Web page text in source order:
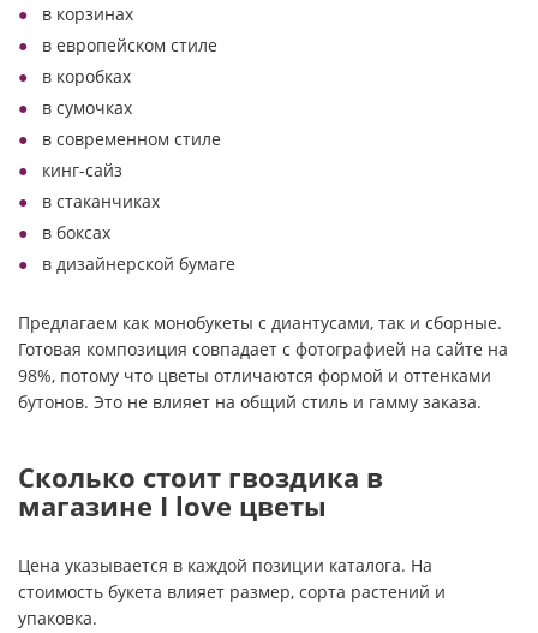
в корзинах
в европейском стиле
в коробках
в сумочках
в современном стиле
кинг-сайз
в стаканчиках
в боксах
в дизайнерской бумаге
Предлагаем как монобукеты с диантусами, так и сборные.
Готовая композиция совпадает с фотографией на сайте на
98%, потому что цветы отличаются формой и оттенками
бутонов. Это не влияет на общий стиль и гамму заказа.
Сколько стоит гвоздика в
магазине I love цветы
Цена указывается в каждой позиции каталога. На
стоимость букета влияет размер, сорта растений и
упаковка.